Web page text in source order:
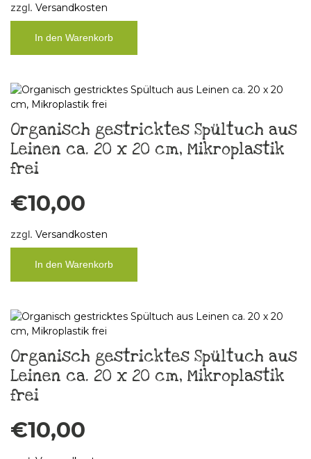
zzgl. Versandkosten
In den Warenkorb
Organisch gestricktes Spültuch aus
Leinen ca. 20 x 20 cm, Mikroplastik
frei
€10,00
zzgl. Versandkosten
In den Warenkorb
Organisch gestricktes Spültuch aus
Leinen ca. 20 x 20 cm, Mikroplastik
frei
€10,00